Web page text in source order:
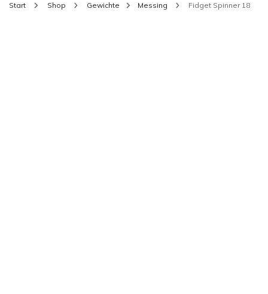
Start Shop Gewichte Messing Fidget Spinner 18